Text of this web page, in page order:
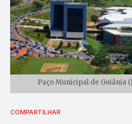
Paço Municipal de Goiânia
COMPARTILHAR